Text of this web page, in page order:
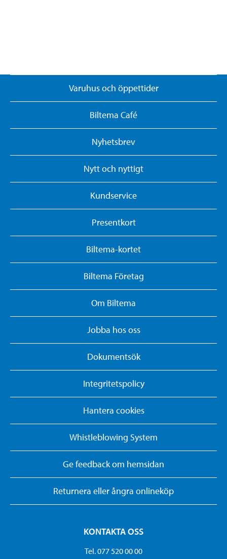
Varuhus och öppettider
Biltema Café
Nyhetsbrev
Nytt och nyttigt
Kundservice
Presentkort
Biltema-kortet
Biltema Företag
Om Biltema
Jobba hos oss
Dokumentsök
Integritetspolicy
Hantera cookies
Whistleblowing System
Ge feedback om hemsidan
Returnera eller ångra onlineköp
KONTAKTA OSS
Tel. 077 520 00 00